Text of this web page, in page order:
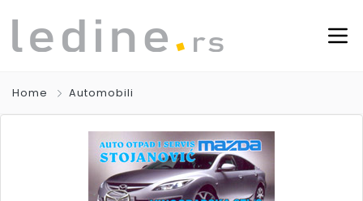
Home Automobili